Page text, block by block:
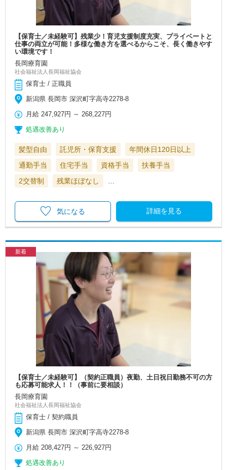
【保育士／未経験可】残業少！育児支援制度充実、プライベートと
仕事の両立が可能！多様な働き方を選べるからこそ、長く働きやす
い環境です！
長岡療育園
社会福祉法人長岡福祉協会
保育士 / 正職員
新潟県 長岡市 深沢町字高寺2278-8
月給 247,927円 ～ 268,227円
処遇改善あり
髪型自由 託児所・保育支援
年間休日120日以上
通勤手当
住宅手当 資格手当
扶養手当
2交替制
残業ほぼなし
詳細を見る
気になる
新着
【保育士／未経験可】（契約正職員）夜勤、土日祝日勤務不可の方
も応募可能求人！！（事前に要相談）
長岡療育園
社会福祉法人長岡福祉協会
保育士 / 契約職員
新潟県 長岡市 深沢町字高寺2278-8
月給 208,427円 ～226,927円
処遇改善あり